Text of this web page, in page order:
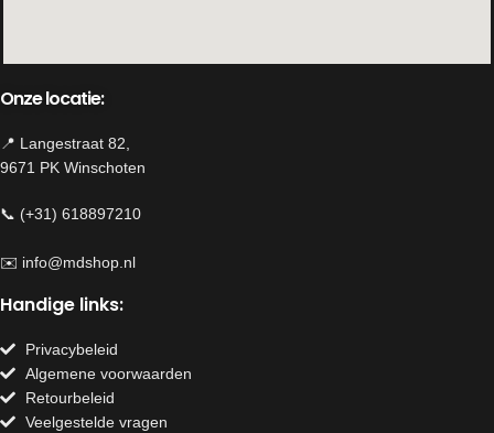
Onze locatie:
📍 Langestraat 82,
9671 PK Winschoten
📞 (+31) 618897210
✉️ info@mdshop.nl
Handige links:
Privacybeleid
Algemene voorwaarden
Retourbeleid
Veelgestelde vragen